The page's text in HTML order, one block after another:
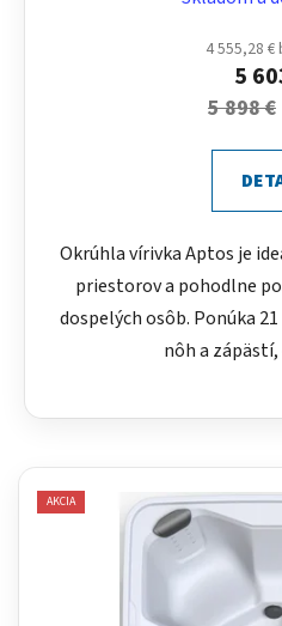
4 555,28 €
5
5 898 €
Okrúhla vírivka Aptos je
priestorov a pohodlne
dospelých osôb. Ponúka
nôh a zápästí,
AKCIA